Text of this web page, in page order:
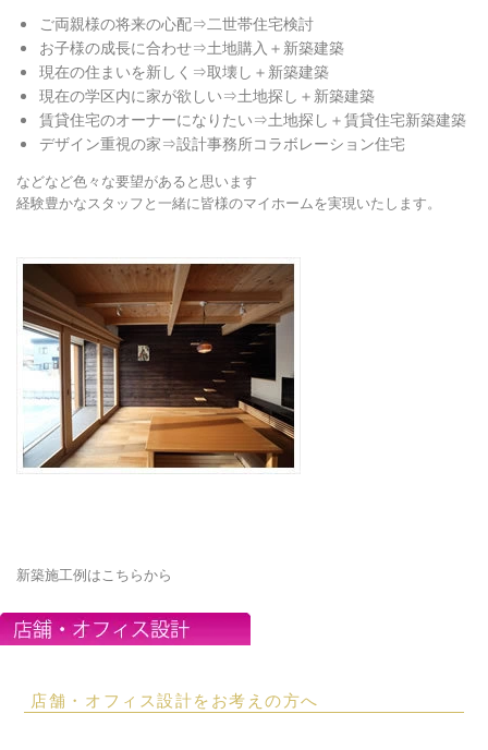
ご両親様の将来の心配⇒二世帯住宅検討
お子様の成長に合わせ⇒土地購入＋新築建築
現在の住まいを新しく⇒取壊し＋新築建築
現在の学区内に家が欲しい⇒土地探し＋新築建築
賃貸住宅のオーナーになりたい⇒土地探し＋賃貸住宅新築建築
デザイン重視の家⇒設計事務所コラボレーション住宅
などなど色々な要望があると思います
経験豊かなスタッフと一緒に皆様のマイホームを実現いたします。
新築施工例はこちらから
店舗・オフィス設計をお考えの方へ